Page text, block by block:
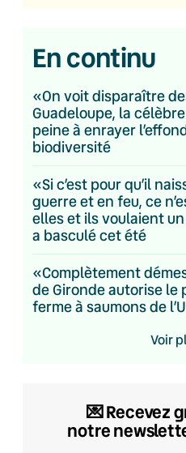
En continu
«On voit disparaître
Guadeloupe, la
peine à enrayer
biodiversité
«Si c’est pour qu’il
guerre et en feu, ce
elles et ils voulaient
a basculé cet été
«Complètement
de Gironde autorise
ferme à saumons de
Voir
💌​ Recevez
notre